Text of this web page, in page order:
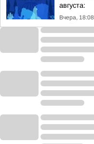
августа:
Вчера, 18:08